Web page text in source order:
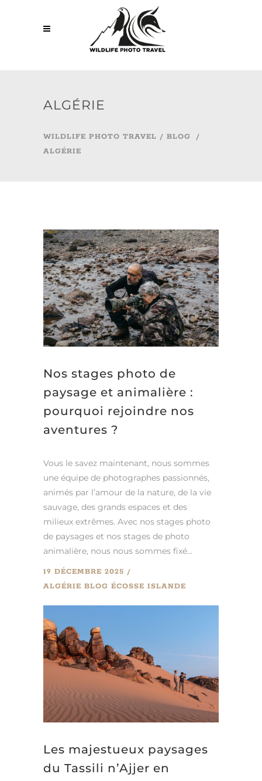
ALGÉRIE
WILDLIFE PHOTO TRAVEL / BLOG
/
ALGÉRIE
Nos stages photo de
paysage et animalière :
pourquoi rejoindre nos
aventures ?
Vous le savez maintenant, nous sommes
une équipe de photographes passionnés,
animés par l’amour de la nature, de la vie
sauvage, des grands espaces et des
milieux extrêmes. Avec nos stages photo
de paysages et nos stages de photo
animalière, nous nous sommes fixé...
19 DÉCEMBRE 2025
ALGÉRIE BLOG ÉCOSSE ISLANDE
Les majestueux paysages
du Tassili n’Ajjer en